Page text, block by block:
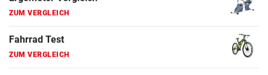
Fahrradanhänger Vergleich